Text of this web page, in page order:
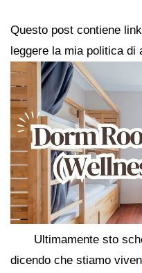
Questo post contiene
leggere la mia politica di
Ultimamente sto
dicendo che stiamo